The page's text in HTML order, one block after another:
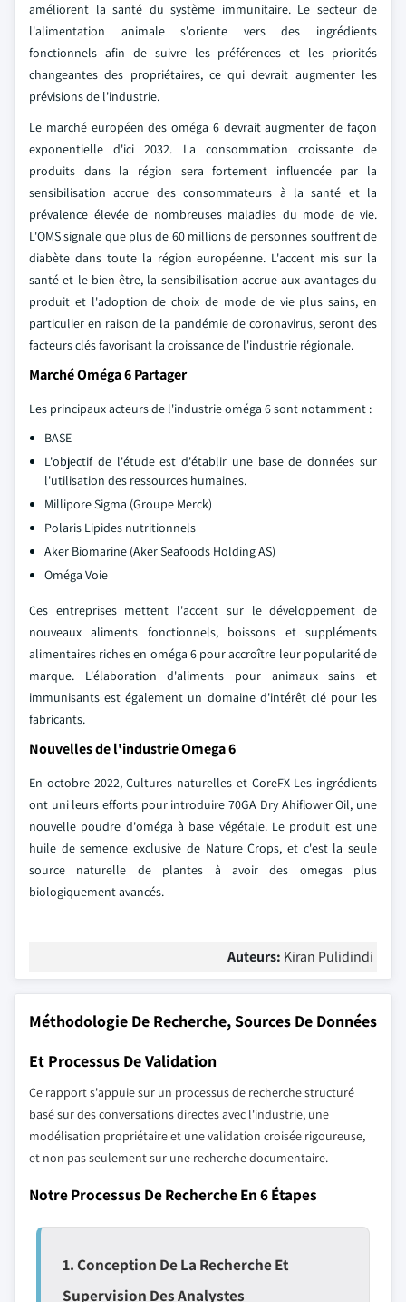
améliorent la santé du système immunitaire. Le secteur de
l'alimentation animale s'oriente vers des ingrédients
fonctionnels afin de suivre les préférences et les priorités
changeantes des propriétaires, ce qui devrait augmenter les
prévisions de l'industrie.
Le marché européen des oméga 6 devrait augmenter de façon
exponentielle d'ici 2032. La consommation croissante de
produits dans la région sera fortement influencée par la
sensibilisation accrue des consommateurs à la santé et la
prévalence élevée de nombreuses maladies du mode de vie.
L'OMS signale que plus de 60 millions de personnes souffrent de
diabète dans toute la région européenne. L'accent mis sur la
santé et le bien-être, la sensibilisation accrue aux avantages du
produit et l'adoption de choix de mode de vie plus sains, en
particulier en raison de la pandémie de coronavirus, seront des
facteurs clés favorisant la croissance de l'industrie régionale.
Marché Oméga 6 Partager
Les principaux acteurs de l'industrie oméga 6 sont notamment :
BASE
L'objectif de l'étude est d'établir une base de données sur
l'utilisation des ressources humaines.
Millipore Sigma (Groupe Merck)
Polaris Lipides nutritionnels
Aker Biomarine (Aker Seafoods Holding AS)
Oméga Voie
Ces entreprises mettent l'accent sur le développement de
nouveaux aliments fonctionnels, boissons et suppléments
alimentaires riches en oméga 6 pour accroître leur popularité de
marque. L'élaboration d'aliments pour animaux sains et
immunisants est également un domaine d'intérêt clé pour les
fabricants.
Nouvelles de l'industrie Omega 6
En octobre 2022, Cultures naturelles et CoreFX Les ingrédients
ont uni leurs efforts pour introduire 70GA Dry Ahiflower Oil, une
nouvelle poudre d'oméga à base végétale. Le produit est une
huile de semence exclusive de Nature Crops, et c'est la seule
source naturelle de plantes à avoir des omegas plus
biologiquement avancés.
Auteurs: Kiran Pulidindi
Méthodologie De Recherche, Sources De Données
Et Processus De Validation
Ce rapport s'appuie sur un processus de recherche structuré
basé sur des conversations directes avec l'industrie, une
modélisation propriétaire et une validation croisée rigoureuse,
et non pas seulement sur une recherche documentaire.
Notre Processus De Recherche En 6 Étapes
1. Conception De La Recherche Et
Supervision Des Analystes